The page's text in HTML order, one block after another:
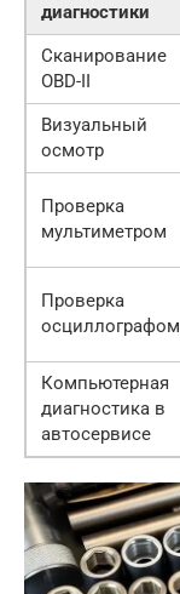
диагностики
Сканирование
OBD-II
Визуальный
осмотр
Проверка
мультиметром
Проверка
осциллографом
Компьютерная
диагностика в
автосервисе